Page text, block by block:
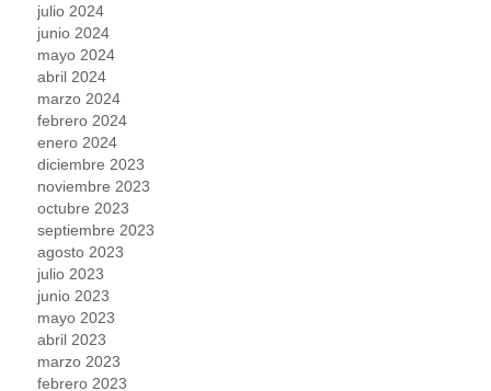
julio 2024
junio 2024
mayo 2024
abril 2024
marzo 2024
febrero 2024
enero 2024
diciembre 2023
noviembre 2023
octubre 2023
septiembre 2023
agosto 2023
julio 2023
junio 2023
mayo 2023
abril 2023
marzo 2023
febrero 2023